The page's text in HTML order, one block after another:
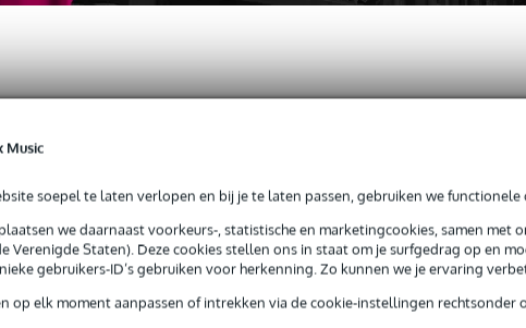
Music
soepel te laten verlopen en bij je te laten passen, gebruiken we functionele
we daarnaast voorkeurs-, statistische en marketingcookies, samen met
Verenigde Staten). Deze cookies stellen ons in staat om je surfgedrag op en
gebruikers-ID’s gebruiken voor herkenning. Zo kunnen we je ervaring
op elk moment aanpassen of intrekken via de cookie-instellingen rechtsonder
Coupler (1 1/4'') Black
krijg je 3 jaar Bax Music Garantie.